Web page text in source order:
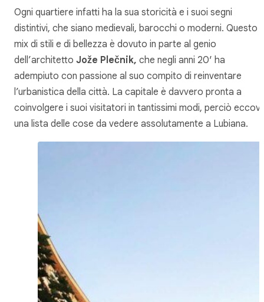
Ogni quartiere infatti ha la sua storicità e i suoi segni
distintivi, che siano medievali, barocchi o moderni. Questo
mix di stili e di bellezza è dovuto in parte al genio
dell’architetto Jože Plečnik, che negli anni 20′ ha
adempiuto con passione al suo compito di reinventare
l’urbanistica della città. La capitale è davvero pronta a
coinvolgere i suoi visitatori in tantissimi modi, perciò eccovi
una lista delle cose da vedere assolutamente a Lubiana.